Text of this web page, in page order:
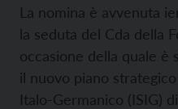
La nomina è avvenuta
la seduta del Cda della
occasione della quale è
il nuovo piano
Italo-Germanico (ISIG)